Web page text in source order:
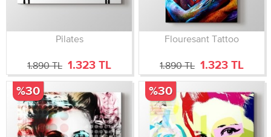
Pilates
1.890 TL 1.323 TL
Flouresant Tattoo
1.890 TL 1.323 TL
%30 %30